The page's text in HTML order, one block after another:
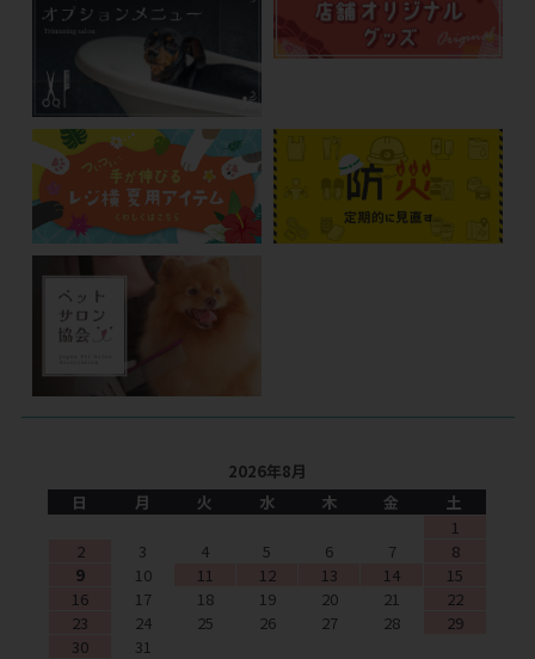
2026年8月
日
月 火 水 木 金
土
1
2
3 4 5 6 7
8
9
10 11 12 13 14
15
16
17 18 19 20 21
22
23
24 25 26 27 28
29
30
31